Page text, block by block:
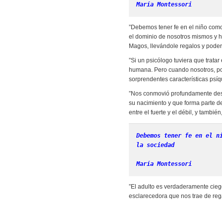
María Montessori
”Debemos tener fe en el niño
el dominio de nosotros mismos y
Magos, llevándole regalos y
”Si un psicólogo tuviera que
humana. Pero cuando nosotros,
sorprendentes características
”Nos conmovió profundamente
su nacimiento y que forma parte
entre el fuerte y el débil, y
Debemos tener fe en el
la sociedad
María Montessori
”El adulto es verdaderamente
esclarecedora que nos trae de